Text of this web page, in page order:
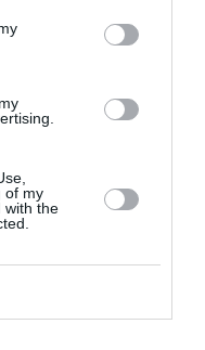
of my
with the
DE